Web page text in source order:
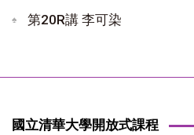
第20R講 李可染
國立清華大學開放式課程